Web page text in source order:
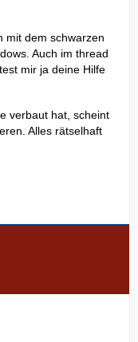
mit dem schwarzen
Auch im thread
mir ja deine Hilfe
verbaut hat, scheint
Alles rätselhaft